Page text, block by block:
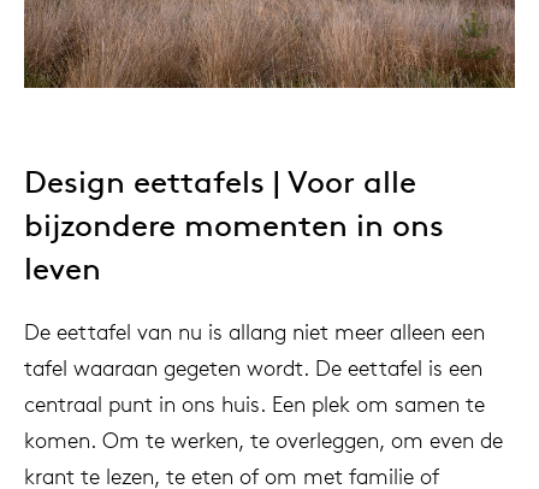
Design eettafels | Voor alle
bijzondere momenten in ons
leven
De eettafel van nu is allang niet meer alleen een
tafel waaraan gegeten wordt. De eettafel is een
centraal punt in ons huis. Een plek om samen te
komen. Om te werken, te overleggen, om even de
krant te lezen, te eten of om met familie of